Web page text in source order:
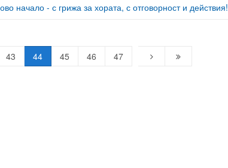
начало - с грижа за хората, с отговорност и действия!
43 44 45 46 47